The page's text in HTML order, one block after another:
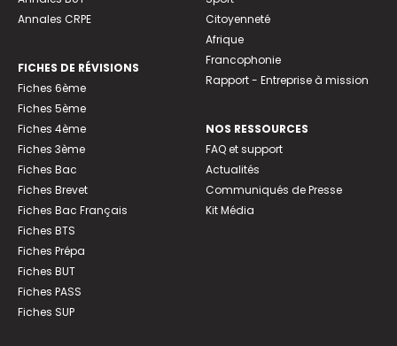
Annales CRPE
FICHES DE RÉVISIONS
Fiches 6ème
Fiches 5ème
Fiches 4ème
Fiches 3ème
Fiches Bac
Fiches Brevet
Fiches Bac Français
Fiches BTS
Fiches Prépa
Fiches BUT
Fiches PASS
Fiches SUP
Citoyenneté
Afrique
Francophonie
Rapport - Entreprise à mission
NOS RESSOURCES
FAQ et support
Actualités
Communiqués de Presse
Kit Média